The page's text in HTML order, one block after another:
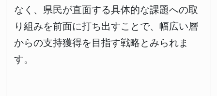
なく、県民が直面する具体的な課題への取
り組みを前面に打ち出すことで、幅広い層
からの支持獲得を目指す戦略とみられま
す。